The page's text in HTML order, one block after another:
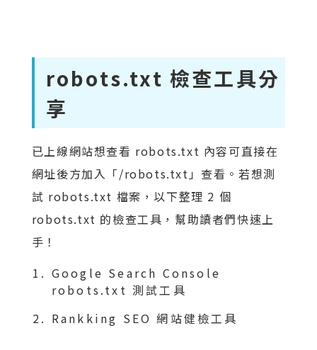
robots.txt 檢查工具分
享
已上線網站想查看 robots.txt 內容可直接在
網址後方加入「/robots.txt」查看。若想測
試 robots.txt 檔案，以下整理 2 個
robots.txt 的檢查工具，幫助讀者們快速上
手！
Google Search Console
robots.txt 測試工具
Rankking SEO 網站健檢工具